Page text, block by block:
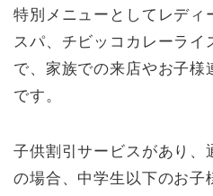
特別メニューとしてレディ
スパ、チビッコカレーライ
で、家族での来店やお子様
です。
子供割引サービスがあり、
の場合、中学生以下のお子